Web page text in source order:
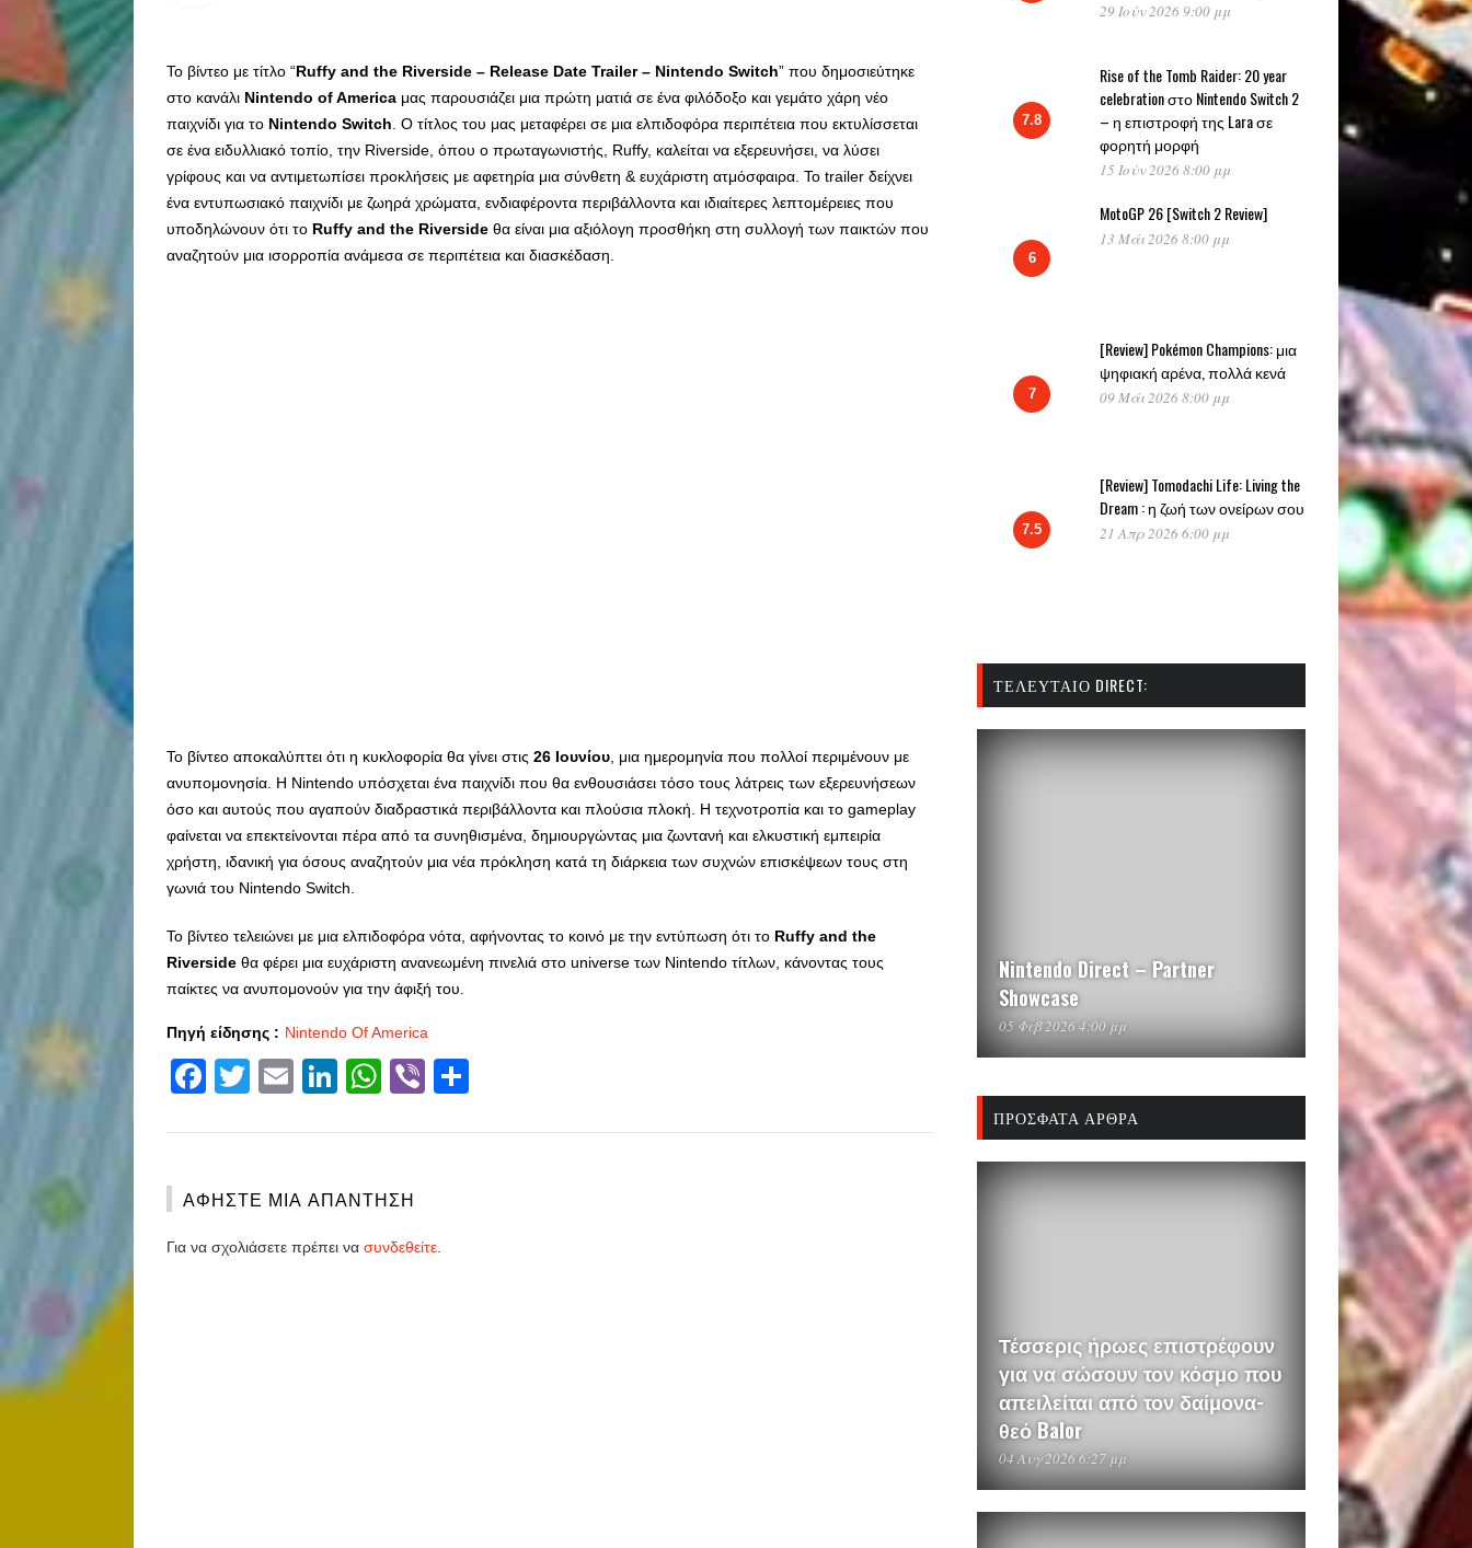
Το βίντεο με τίτλο “Ruffy and the Riverside – Release Date Trailer – Nintendo Switch” που δημοσιεύτηκε
στο κανάλι Nintendo of America μας παρουσιάζει μια πρώτη ματιά σε ένα φιλόδοξο και γεμάτο χάρη νέο
παιχνίδι για το Nintendo Switch . Ο τίτλος του μας μεταφέρει σε μια ελπιδοφόρα περιπέτεια που εκτυλίσσεται
σε ένα ειδυλλιακό τοπίο, την Riverside, όπου ο πρωταγωνιστής, Ruffy, καλείται να εξερευνήσει, να λύσει
γρίφους και να αντιμετωπίσει προκλήσεις με αφετηρία μια σύνθετη & ευχάριστη ατμόσφαιρα. Το trailer δείχνει
ένα εντυπωσιακό παιχνίδι με ζωηρά χρώματα, ενδιαφέροντα περιβάλλοντα και ιδιαίτερες λεπτομέρειες που
υποδηλώνουν ότι το Ruffy and the Riverside θα είναι μια αξιόλογη προσθήκη στη συλλογή των παικτών που
αναζητούν μια ισορροπία ανάμεσα σε περιπέτεια και διασκέδαση.
Το βίντεο αποκαλύπτει ότι η κυκλοφορία θα γίνει στις 26 Ιουνίου , μια ημερομηνία που πολλοί περιμένουν με
ανυπομονησία. Η Nintendo υπόσχεται ένα παιχνίδι που θα ενθουσιάσει τόσο τους λάτρεις των εξερευνήσεων
όσο και αυτούς που αγαπούν διαδραστικά περιβάλλοντα και πλούσια πλοκή. Η τεχνοτροπία και το gameplay
φαίνεται να επεκτείνονται πέρα από τα συνηθισμένα, δημιουργώντας μια ζωντανή και ελκυστική εμπειρία
χρήστη, ιδανική για όσους αναζητούν μια νέα πρόκληση κατά τη διάρκεια των συχνών επισκέψεων τους στη
γωνιά του Nintendo Switch.
Το βίντεο τελειώνει με μια ελπιδοφόρα νότα, αφήνοντας το κοινό με την εντύπωση ότι το Ruffy and the
Riverside θα φέρει μια ευχάριστη ανανεωμένη πινελιά στο universe των Nintendo τίτλων, κάνοντας τους
παίκτες να ανυπομονούν για την άφιξή του.
Πηγή είδησης : Nintendo Of America
Facebook
Twitter
EmailLinkedIn
WhatsApp
Viber
ΑΦΉΣΤΕ ΜΙΑ ΑΠΆΝΤΗΣΗ
Για να σχολιάσετε πρέπει να συνδεθείτε
29 Ιούν 2026 9:00 μμ
7.8
Rise of the Tomb Raider: 20 year
celebration στο Nintendo Switch 2
– η επιστροφή της Lara σε
φορητή μορφή
15 Ιούν 2026 8:00 μμ
6
MotoGP 26 [Switch 2 Review]
13 Μάι 2026 8:00 μμ
7
[Review] Pokémon Champions: μια
ψηφιακή αρένα, πολλά κενά
09 Μάι 2026 8:00 μμ
7.5
[Review] Tomodachi Life: Living the
Dream : η ζωή των ονείρων σου
21 Απρ 2026 6:00 μμ
ΤΕΛΕΥΤΑΊΟ DIRECT:
Nintendo Direct – Partner
Showcase
05 Φεβ 2026 4:00 μμ
ΠΡΌΣΦΑΤΑ ΆΡΘΡΑ
Τέσσερις ήρωες επιστρέφουν
για να σώσουν τον κόσμο που
απειλείται από τον δαίμονα-
θεό Balor
04 Αυγ 2026 6:27 μμ